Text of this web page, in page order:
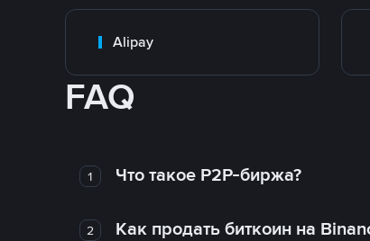
Alipay
FAQ
1 Что такое P2P-биржа?
2 Как продать биткоин на